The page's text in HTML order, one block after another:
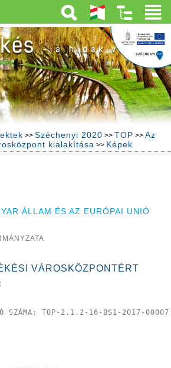
>> Széchenyi 2020 >> TOP >> Az
kialakítása >> Képek
ÁLLAM ÉS AZ EURÓPAI UNIÓ
VÁROSKÖZPONTÉRT
SZÁMA: TOP-2.1.2-16-BS1-2017-00007